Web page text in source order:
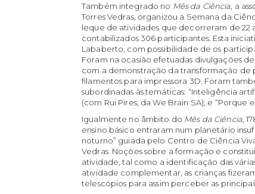
Também integrado no Mês da Ciência , a
Torres Vedras, organizou a Semana da
leque de atividades que decorreram de 22
contabilizados 306 participantes. Esta
Lababerto, com possibilidade de os
Foram na ocasião efetuadas divulgações
com a demonstração da transformação de
filamentos para impressora 3D. Foram
subordinadas às temáticas: “Inteligência
(com Rui Pires, da We Brain SA); e “Porque
Igualmente no âmbito do Mês da Ciência,
ensino básico entraram num planetário
noturno” guiada pelo Centro de Ciência
Vedras. Noções sobre a formação e
atividade, tal como a identificação das
atividade complementar, as crianças
telescópios para assim perceber as